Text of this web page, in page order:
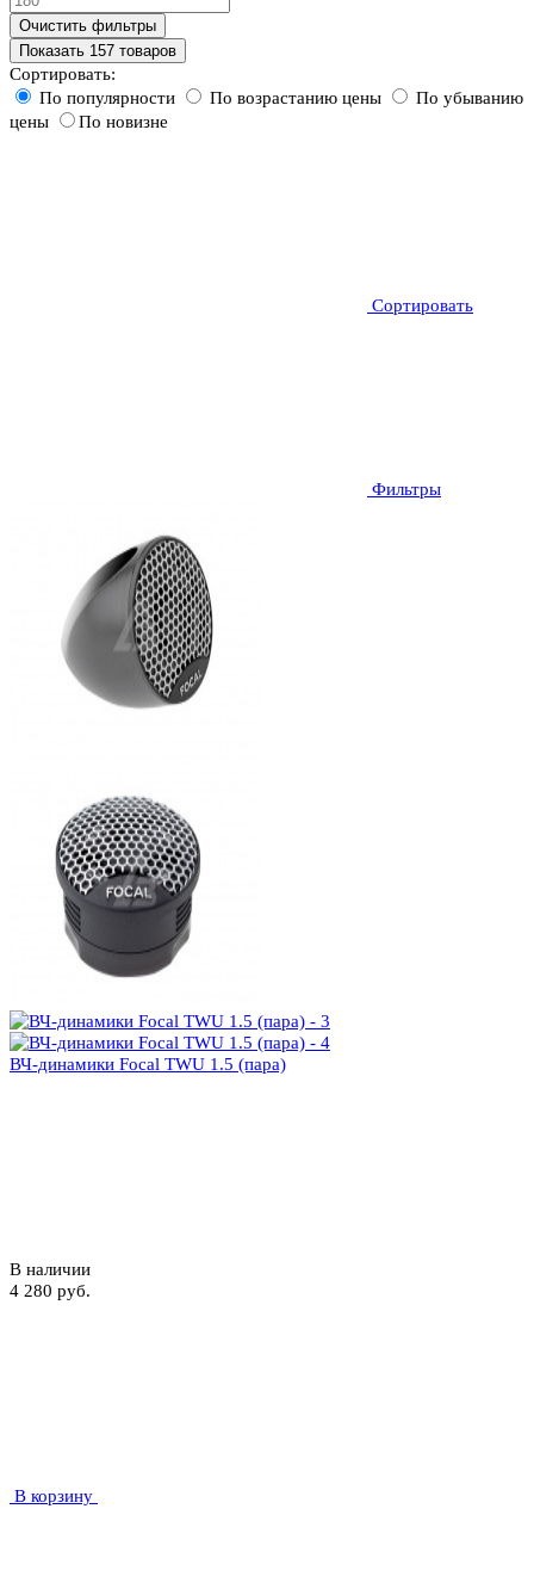
Очистить фильтры
Показать 157 товаров
Сортировать:
По популярности
По возрастанию цены
По убыванию
цены
По новизне
Сортировать
Фильтры
ВЧ-динамики Focal TWU 1.5 (пара)
В наличии
4 280 руб.
В корзину